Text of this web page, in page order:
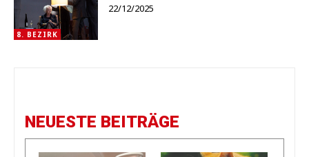
8. BEZIRK
22/12/2025
NEUESTE BEITRÄGE